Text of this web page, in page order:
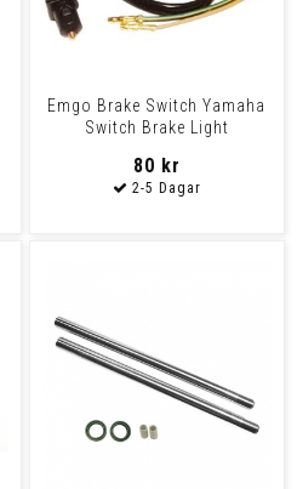
Emgo Brake Switch Yamaha
Switch Brake Light
80 kr